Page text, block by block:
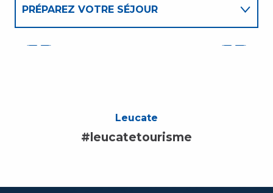
PRÉPAREZ VOTRE SÉJOUR
FAMILLE
TOURISME & HANDICAP
ASSOCIATIONS
Descargar
Leucate
#leucatetourisme